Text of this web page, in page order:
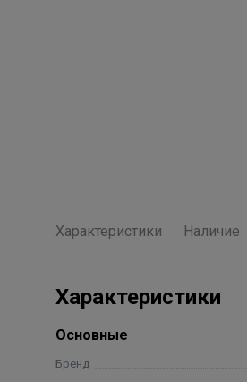
Характеристики Наличие
Характеристики
Основные
Бренд